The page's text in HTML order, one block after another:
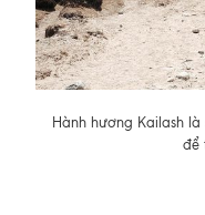
Hành hương Kailash
để